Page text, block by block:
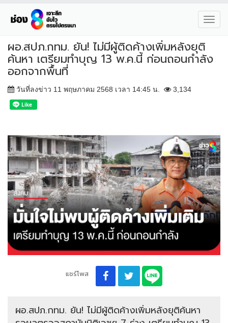
ผอ.สปภ.กทม. ยัน! ไม่มีผู้ติดค้างเพิ่มหลังยุติ
ค้นหา เตรียมทําบุญ 13 พ.ค.นี้ ก่อนถอนกําลัง
ออกจากพื้นที่
วันที่ลงข่าว 11 พฤษภาคม 2568 เวลา 14:45 น. 3,134
แชร์โพส
ผอ.สปภ.กทม. ยัน! ไม่มีผู้ติดค้างเพิ่มหลังยุติค้นหา